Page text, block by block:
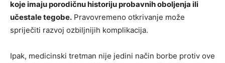
koje imaju porodičnu historiju probavnih oboljenja ili
učestale tegobe. Pravovremeno otkrivanje može
spriječiti razvoj ozbiljnijih komplikacija.
Ipak, medicinski tretman nije jedini način borbe protiv ove